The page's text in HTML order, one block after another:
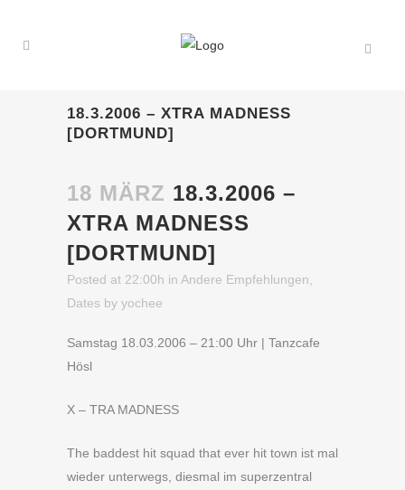
18.3.2006 – XTRA MADNESS
[DORTMUND]
18 MÄRZ 18.3.2006 –
XTRA MADNESS
[DORTMUND]
Posted at 22:00h in Andere Empfehlungen
Dates by yochee
Samstag 18.03.2006 – 21:00 Uhr | Tanzcafe
Hösl
X – TRA MADNESS
The baddest hit squad that ever hit town ist mal
wieder unterwegs, diesmal im superzentral